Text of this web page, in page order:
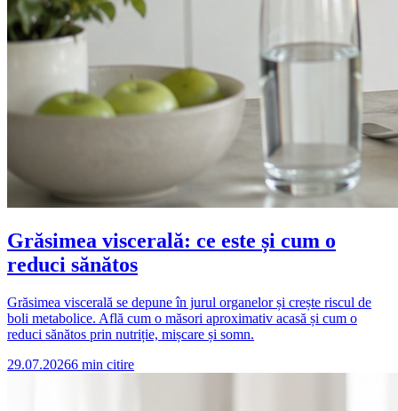
Grăsimea viscerală: ce este și cum o
reduci sănătos
Grăsimea viscerală se depune în jurul organelor și crește riscul de
boli metabolice. Află cum o măsori aproximativ acasă și cum o
reduci sănătos prin nutriție, mișcare și somn.
29.07.20266 min citire